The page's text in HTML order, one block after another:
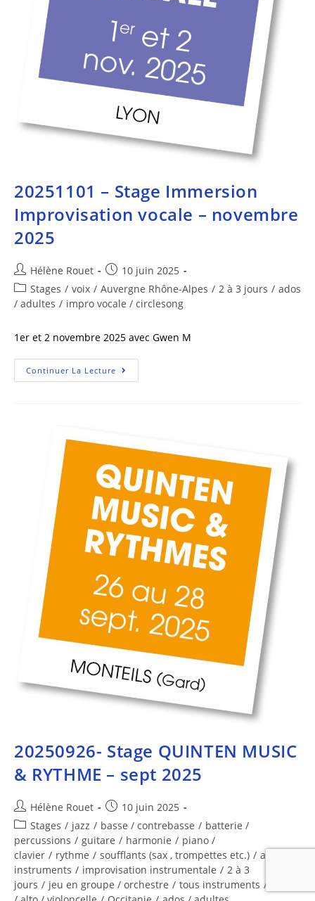
20251101 – Stage Immersion
Improvisation vocale – novembre
2025
Hélène Rouet
10 juin 2025
Stages / voix / Auvergne Rhône-Alpes / 2 à 3 jours / ados
/ adultes / impro vocale / circlesong
1er et 2 novembre 2025 avec Gwen M
Continuer La Lecture
20250926- Stage QUINTEN MUSIC
& RYTHME – sept 2025
Hélène Rouet
10 juin 2025
Stages / jazz / basse / contrebasse / batterie /
percussions / guitare / harmonie / piano /
clavier / rythme / soufflants (sax , trompettes etc.) / autres
instruments / improvisation instrumentale / 2 à 3
jours / jeu en groupe / orchestre / tous instruments /